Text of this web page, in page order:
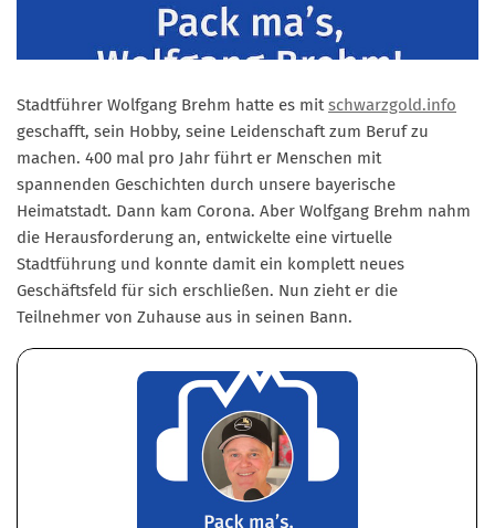
Arbeitsgruppen
MarketingFrauen
Münchner Marketingpreis
Mentoring
Partnerschaften
Bundesverband Marketing Clubs
MARKETING PIONIERE
Marketing Pioniere im BVMC
CLUB-KOMMUNIKATION
Stadtführer Wolfgang Brehm hatte es mit schwarzgold.info
geschafft, sein Hobby, seine Leidenschaft zum Beruf zu
machen. 400 mal pro Jahr führt er Menschen mit
spannenden Geschichten durch unsere bayerische
Heimatstadt. Dann kam Corona. Aber Wolfgang Brehm nahm
die Herausforderung an, entwickelte eine virtuelle
Stadtführung und konnte damit ein komplett neues
Geschäftsfeld für sich erschließen. Nun zieht er die
Teilnehmer von Zuhause aus in seinen Bann.